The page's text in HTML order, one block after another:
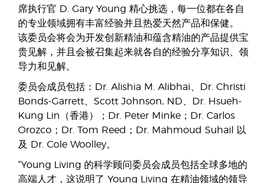
席执行官 D. Gary Young 精心挑选，每一位都在各自
的专业领域拥有丰富经验并且热爱天然产品和保健。
该委员会将会为开发创新精油和蕴含精油的产品提供宝
贵见解，并且会被召集起来就各自的经验分享知识、领
导力和见解。
委员会成员包括：Dr. Alishia M. Alibhai、Dr. Christi
Bonds-Garrett、Scott Johnson, ND、Dr. Hsueh-
Kung Lin（香港）；Dr. Peter Minke；Dr. Carlos
Orozco；Dr. Tom Reed；Dr. Mahmoud Suhail 以
及 Dr. Cole Woolley。
“Young Living 的科学顾问委员会成员包括全球多地的
高端人才，这说明了 Young Living 在精油领域的领导